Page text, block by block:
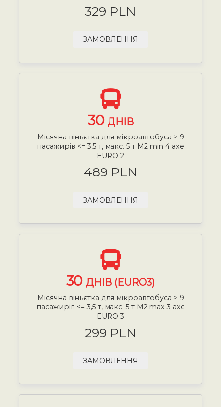
329 PLN
ЗАМОВЛЕННЯ
30 ДНІВ
Місячна віньєтка для мікроавтобуса > 9
пасажирів <= 3,5 т, макс. 5 т М2 min 4 axe
EURO 2
489 PLN
ЗАМОВЛЕННЯ
30 ДНІВ (EURO3)
Місячна віньєтка для мікроавтобуса > 9
пасажирів <= 3,5 т, макс. 5 т М2 max 3 axe
EURO 3
299 PLN
ЗАМОВЛЕННЯ